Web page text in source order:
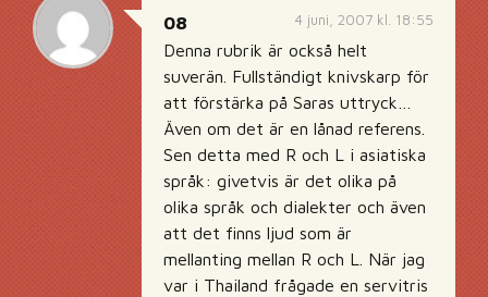
4 juni, 2007 kl. 18:55
08
Denna rubrik är också helt
suverän. Fullständigt knivskarp för
att förstärka på Saras uttryck…
Även om det är en lånad referens.
Sen detta med R och L i asiatiska
språk: givetvis är det olika på
olika språk och dialekter och även
att det finns ljud som är
mellanting mellan R och L. När jag
var i Thailand frågade en servitris